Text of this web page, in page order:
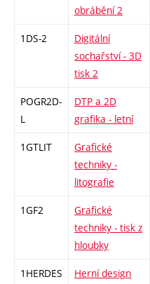
obrábění 2
1DS-2
Digitální
sochařství - 3D
tisk 2
POGR2D-
L
DTP a 2D
grafika - letní
1GTLIT
Grafické
techniky -
litografie
1GF2
Grafické
techniky - tisk z
hloubky
1HERDES Herní design